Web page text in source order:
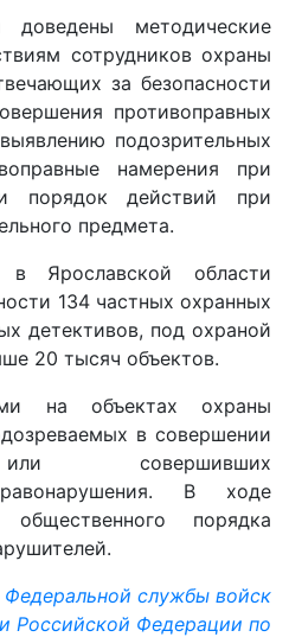
методические
сотрудников охраны
за безопасности
противоправных
подозрительных
намерения при
порядок действий при
предмета.
Ярославской области
134 частных охранных
детективов, под охраной
20 тысяч объектов.
на объектах охраны
в совершении
совершивших
В ходе
порядка
Федеральной службы войск
Российской Федерации по